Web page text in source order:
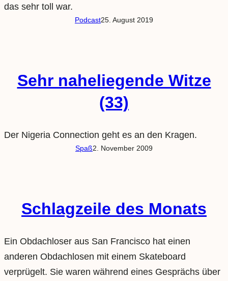
das sehr toll war.
Podcast25. August 2019
Sehr naheliegende Witze
(33)
Der Nigeria Connection geht es an den Kragen.
Spaß2. November 2009
Schlagzeile des Monats
Ein Obdachloser aus San Francisco hat einen
anderen Obdachlosen mit einem Skateboard
verprügelt. Sie waren während eines Gesprächs über